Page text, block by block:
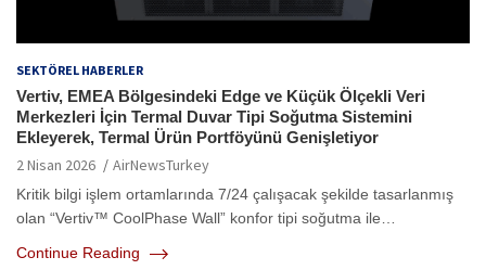
SEKTÖREL HABERLER
Vertiv, EMEA Bölgesindeki Edge ve Küçük Ölçekli Veri
Merkezleri İçin Termal Duvar Tipi Soğutma Sistemini
Ekleyerek, Termal Ürün Portföyünü Genişletiyor
2 Nisan 2026 AirNewsTurkey
Kritik bilgi işlem ortamlarında 7/24 çalışacak şekilde tasarlanmış
olan “Vertiv™ CoolPhase Wall” konfor tipi soğutma ile…
Continue Reading